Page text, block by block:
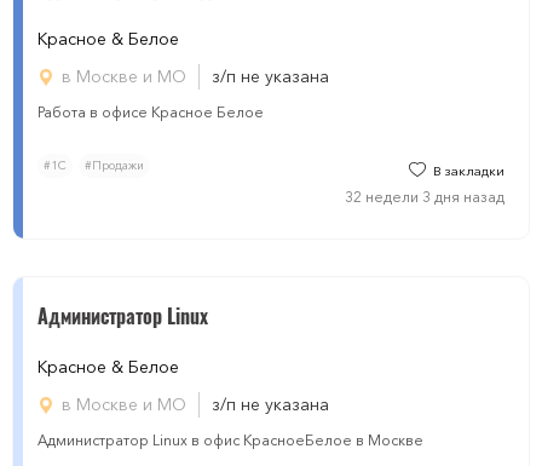
Красное & Белое
в Москве и МО
з/п не указана
Работа в офисе Красное Белое
#1С #Продажи В закладки
32 недели 3 дня назад
Администратор Linux
Красное & Белое
в Москве и МО
з/п не указана
Администратор Linux в офис КрасноеБелое в Москве